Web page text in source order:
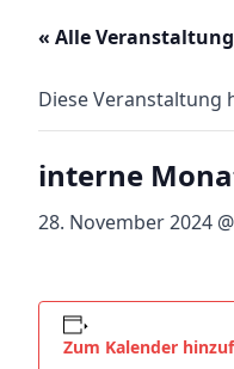
« Alle
Diese Veranstaltung
interne
28. November 2024
Zum Kalender